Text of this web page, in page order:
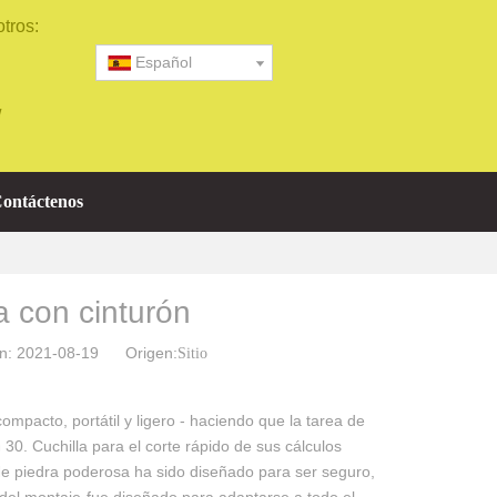
Español
con cinturón
2021-08-19 Origen:Sitio
portátil y ligero - haciendo que la tarea de
Cuchilla para el corte rápido de sus cálculos
piedra poderosa ha sido diseñado para ser seguro,